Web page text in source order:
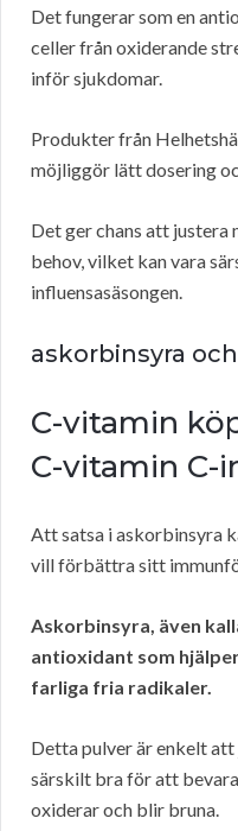
Det fungerar som en
celler från oxiderande
inför sjukdomar.
Produkter från
möjliggör lätt dosering
Det ger chans att justera
behov, vilket kan vara
influensasäsongen.
askorbinsyra
C-vitamin
C-vitamin C-
Att satsa i askorbinsyra
vill förbättra sitt
Askorbinsyra, även
antioxidant som
farliga fria radikaler.
Detta pulver är enkelt
särskilt bra för att
oxiderar och blir bruna.